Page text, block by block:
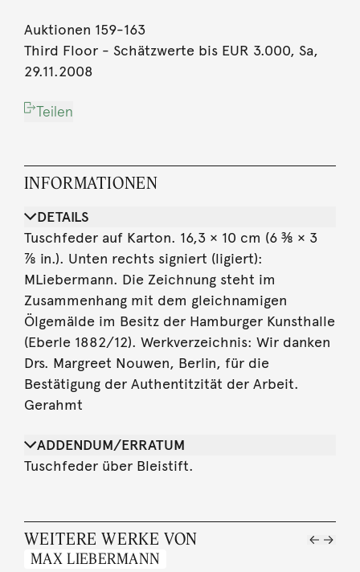
Auktionen 159-163
Third Floor - Schätzwerte bis EUR 3.000, Sa,
29.11.2008
Teilen
INFORMATIONEN
DETAILS
Tuschfeder auf Karton. 16,3 × 10 cm (6 ⅜ × 3
⅞ in.). Unten rechts signiert (ligiert):
MLiebermann. Die Zeichnung steht im
Zusammenhang mit dem gleichnamigen
Ölgemälde im Besitz der Hamburger Kunsthalle
(Eberle 1882/12). Werkverzeichnis: Wir danken
Drs. Margreet Nouwen, Berlin, für die
Bestätigung der Authentitzität der Arbeit.
Gerahmt
ADDENDUM/ERRATUM
Tuschfeder über Bleistift.
WEITERE WERKE VON
MAX LIEBERMANN